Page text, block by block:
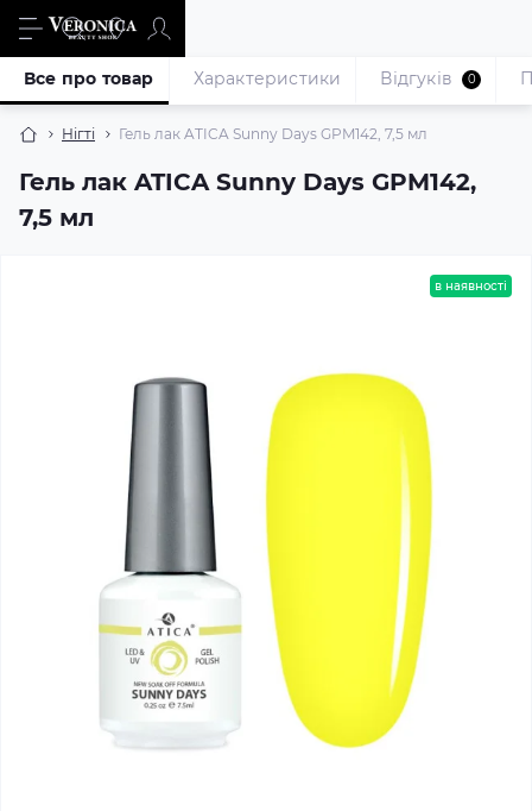
Нігті Гель лак ATICA Sunny Days GPM142, 7,5 мл
Гель лак ATICA Sunny Days GPM142,
7,5 мл
Все про товар Характеристики Відгуків 0
в наявності